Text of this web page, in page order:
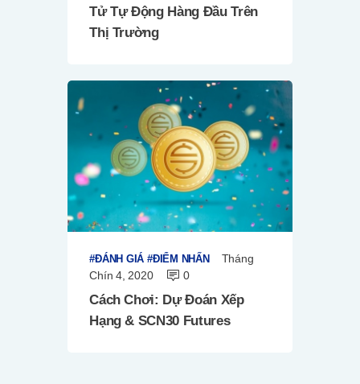
Tử Tự Động Hàng Đầu Trên
Thị Trường
ĐÁNH GIÁ ĐIỂM NHẤN
Tháng
Chín 4, 2020
0
Cách Chơi: Dự Đoán Xếp
Hạng & SCN30 Futures